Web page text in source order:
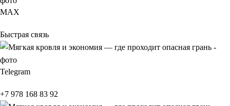
МАХ
Быстрая связь
Telegram
+7 978 168 83 92